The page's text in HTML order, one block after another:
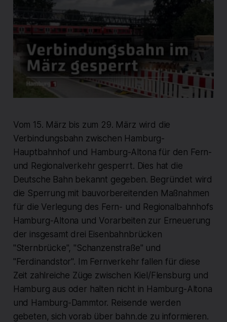
Vom 15. März bis zum 29. März wird die
Verbindungsbahn zwischen Hamburg-
Hauptbahnhof und Hamburg-Altona für den Fern-
und Regionalverkehr gesperrt. Dies hat die
Deutsche Bahn bekannt gegeben. Begründet wird
die Sperrung mit bauvorbereitenden Maßnahmen
für die Verlegung des Fern- und Regionalbahnhofs
Hamburg-Altona und Vorarbeiten zur Erneuerung
der insgesamt drei Eisenbahnbrücken
"Sternbrücke", "Schanzenstraße" und
"Ferdinandstor". Im Fernverkehr fallen für diese
Zeit zahlreiche Züge zwischen Kiel/Flensburg und
Hamburg aus oder halten nicht in Hamburg-Altona
und Hamburg-Dammtor. Reisende werden
gebeten, sich vorab über bahn.de zu informieren.